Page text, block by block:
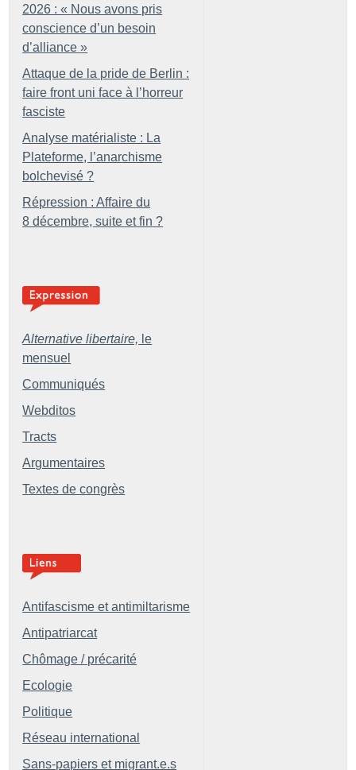
2026 : « Nous avons pris
conscience d’un besoin
d’alliance »
Attaque de la pride de Berlin :
faire front uni face à l’horreur
fasciste
Analyse matérialiste : La
Plateforme, l’anarchisme
bolchevisé ?
Répression : Affaire du
8 décembre, suite et fin ?
Alternative libertaire, le
mensuel
Communiqués
Webditos
Tracts
Argumentaires
Textes de congrès
Antifascisme et antimiltarisme
Antipatriarcat
Chômage / précarité
Ecologie
Politique
Réseau international
Sans-papiers et migrant.e.s